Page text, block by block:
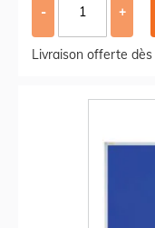
- +
Livraison offerte dès